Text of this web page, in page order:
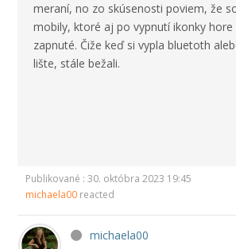
meraní, no zo skúsenosti poviem, že
mobily, ktoré aj po vypnutí ikonky hore
zapnuté. Čiže keď si vypla bluetoth
lište, stále bežali.
Publikované : 30. októbra 2023 19:45
michaela00 reacted
michaela00